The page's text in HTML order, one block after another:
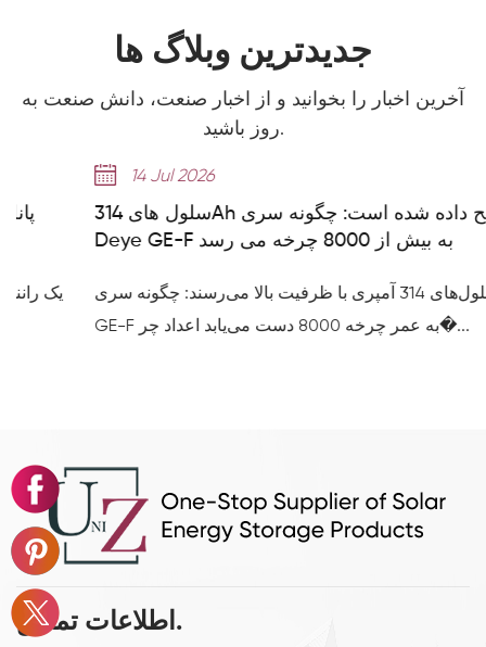
جدیدترین وبلاگ ها
آخرین اخبار را بخوانید و از اخبار صنعت، دانش صنعت به
روز باشید.
14 Jul 2026
سلول های 314Ah توضیح داده شده است: چگونه سری
Deye GE-F به بیش از 8000 چرخه می رسد
سلول‌های 314 آمپری با ظرفیت بالا می‌رسند: چگونه سری Deye
GE-F به عمر چرخه 8000 دست می‌یابد اعداد چر�...
اطلاعات تماس.